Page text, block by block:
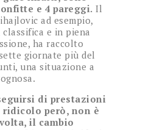
e 4 pareggi. Il
ad esempio,
e in piena
ha raccolto
giornate più del
una situazione a
di prestazioni
però, non è
il cambio